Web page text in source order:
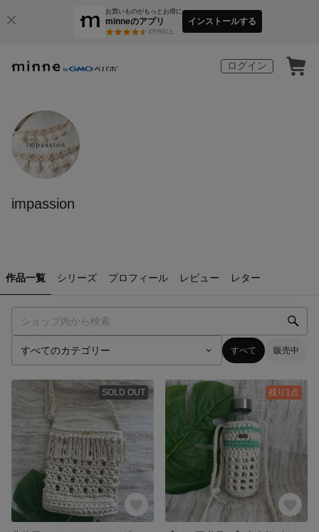
お買いものがもっとお得に
minneのアプリ
3万件以上
インストールする
ログイン
impassion
作品一覧 シリーズ プロフィール レビュー レター
すべて 販売中
SOLD OUT 残り1点